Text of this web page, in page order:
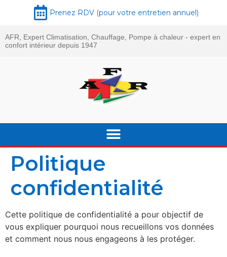
Prenez RDV (pour votre entretien annuel)
AFR, Expert Climatisation, Chauffage, Pompe à chaleur - expert en
confort intérieur depuis 1947
Politique
confidentialité
Cette politique de confidentialité a pour objectif de
vous expliquer pourquoi nous recueillons vos données
et comment nous nous engageons à les protéger.